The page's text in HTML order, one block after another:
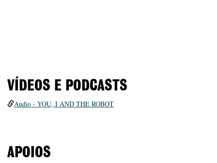
VÍDEOS E PODCASTS
Audio - YOU, I AND THE ROBOT
APOIOS